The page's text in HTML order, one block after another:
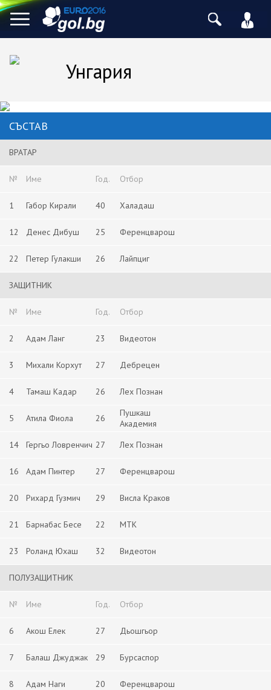
Унгария
СЪСТАВ
ВРАТАР
№ Име Год. Отбор
1 Габор Кирали 40 Халадаш
12 Денес Дибуш 25 Ференцварош
22 Петер Гулакши 26 Лайпциг
ЗАЩИТНИК
№ Име Год. Отбор
2 Адам Ланг 23 Видеотон
3 Михали Корхут 27 Дебрецен
4 Тамаш Кадар 26 Лех Познан
5 Атила Фиола 26
Пушкаш
Академия
14
Гергьо Ловренчич 27 Лех Познан
16 Адам Пинтер 27 Ференцварош
20 Рихард Гузмич 29 Висла Краков
21 Барнабас Бесе 22 МТК
23 Роланд Юхаш 32 Видеотон
ПОЛУЗАЩИТНИК
№ Име Год. Отбор
6 Акош Елек 27 Дьошгьор
7 Балаш Джуджак 29 Бурсаспор
8 Адам Наги 20 Ференцварош